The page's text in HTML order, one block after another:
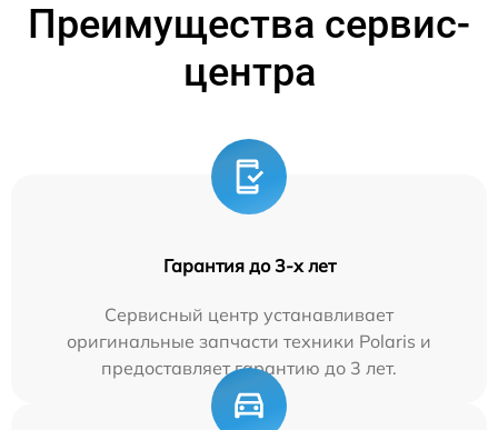
Преимущества сервис-
центра
Гарантия до 3-х лет
Сервисный центр устанавливает
оригинальные запчасти техники Polaris и
предоставляет гарантию до 3 лет.